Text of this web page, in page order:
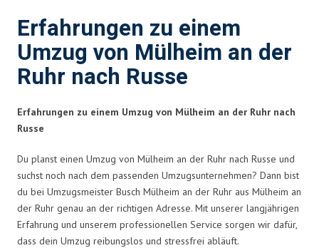
Erfahrungen zu einem
Umzug von Mülheim an der
Ruhr nach Russe
Erfahrungen zu einem Umzug von Mülheim an der Ruhr nach
Russe
Du planst einen Umzug von Mülheim an der Ruhr nach Russe und
suchst noch nach dem passenden Umzugsunternehmen? Dann bist
du bei Umzugsmeister Busch Mülheim an der Ruhr aus Mülheim an
der Ruhr genau an der richtigen Adresse. Mit unserer langjährigen
Erfahrung und unserem professionellen Service sorgen wir dafür,
dass dein Umzug reibungslos und stressfrei abläuft.